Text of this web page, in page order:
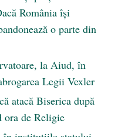
România își
o parte din
la Aiud, în
Legii Vexler
atacă Biserica după
ora de Religie